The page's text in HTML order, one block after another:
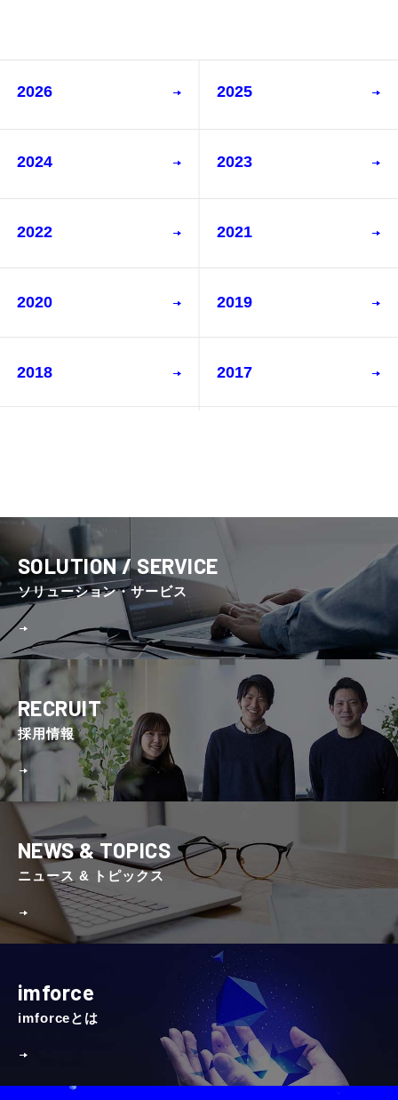
2026 2025
2024 2023
2022 2021
2020 2019
2018 2017
SOLUTION / SERVICE
ソリューション・サービス
RECRUIT
採⽤情報
NEWS & TOPICS
ニュース & トピックス
imforce
imforceとは